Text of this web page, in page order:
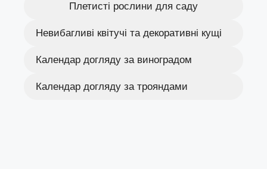
Плетисті рослини для саду
Невибагливі квітучі та декоративні кущі
Календар догляду за виноградом
Календар догляду за трояндами